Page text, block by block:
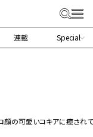
連載 Special
顔の可愛いコキアに癒されて